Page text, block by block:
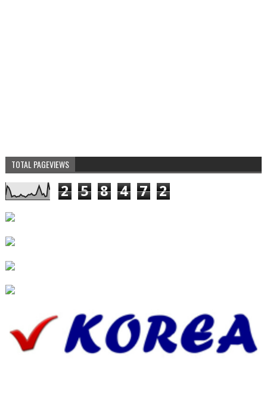
TOTAL PAGEVIEWS
2 5 8 4 7 2